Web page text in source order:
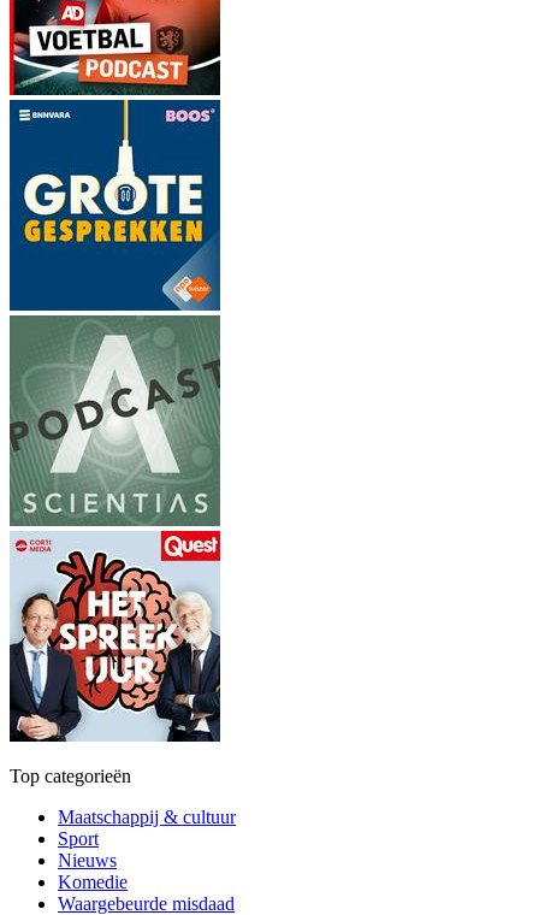
Top categorieën
Maatschappij & cultuur
Sport
Nieuws
Komedie
Waargebeurde misdaad